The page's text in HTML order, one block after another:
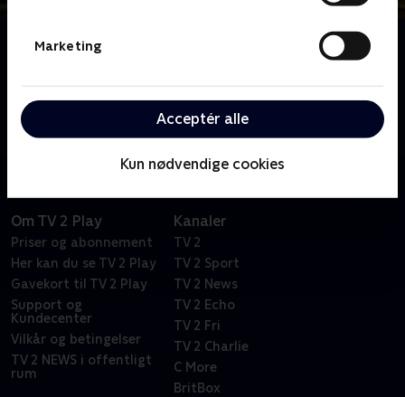
Marketing
Acceptér alle
Kun nødvendige cookies
Om Forræder UK
Claudia Winkleman byder velkommen til 'Forræder'-
kendisser, der er kommet for at spille det ultimative
spil om sandheder og løgne.
Om TV 2 Play
Priser og abonnement
Her kan du se TV 2 Play
Gavekort til TV 2 Play
Support og
Kundecenter
Vilkår og betingelser
TV 2 NEWS i offentligt
rum
Kanaler
TV 2
TV 2 Sport
TV 2 News
TV 2 Echo
TV 2 Fri
TV 2 Charlie
C More
BritBox